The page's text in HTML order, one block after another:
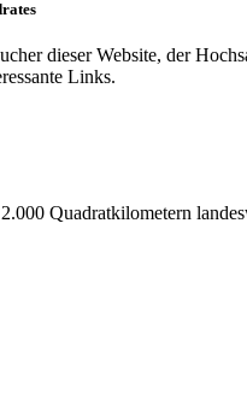
dieser Website, der
Links.
Quadratkilometern